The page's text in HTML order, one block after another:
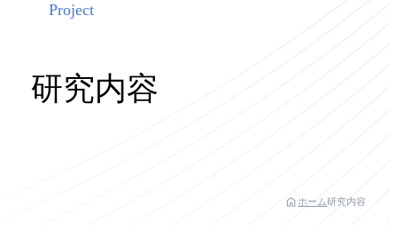
Project
研究内容
ホーム研究内容